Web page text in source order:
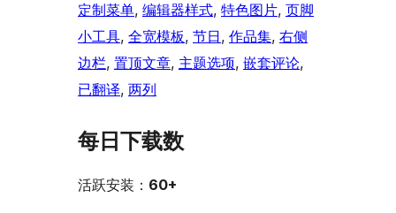
定制菜单, 编辑器样式, 特色图片, 页脚
小工具, 全宽模板, 节日, 作品集, 右侧
边栏, 置顶文章, 主题选项, 嵌套评论
已翻译, 两列
每日下载数
活跃安装： 60+